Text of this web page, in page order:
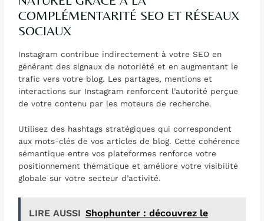
COMPLÉMENTARITÉ SEO ET RÉSEAUX
SOCIAUX
Instagram contribue indirectement à votre SEO en
générant des signaux de notoriété et en augmentant le
trafic vers votre blog. Les partages, mentions et
interactions sur Instagram renforcent l’autorité perçue
de votre contenu par les moteurs de recherche.
Utilisez des hashtags stratégiques qui correspondent
aux mots-clés de vos articles de blog. Cette cohérence
sémantique entre vos plateformes renforce votre
positionnement thématique et améliore votre visibilité
globale sur votre secteur d’activité.
LIRE AUSSI Shophunter : découvrez le